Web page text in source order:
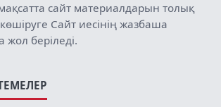
сайт материалдарын толық
Сайт иесінің жазбаша
жол беріледі.